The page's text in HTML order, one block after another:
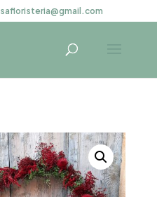
safloristeria@gmail.com